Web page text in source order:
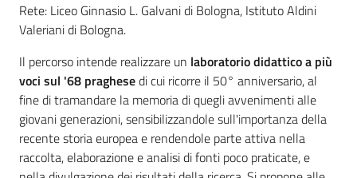
Seguici
su
Rete: Liceo Ginnasio L. Galvani di Bologna, Istituto Aldini
Valeriani di Bologna.
Il percorso intende realizzare un laboratorio didattico a più
voci sul '68 praghesedi cui ricorre il 50° anniversario, al
fine di tramandare la memoria di quegli avvenimenti alle
giovani generazioni, sensibilizzandole sull'importanza della
recente storia europea e rendendole parte attiva nella
raccolta, elaborazione e analisi di fonti poco praticate, e